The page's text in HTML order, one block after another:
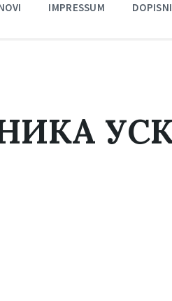
IMPRESSUM